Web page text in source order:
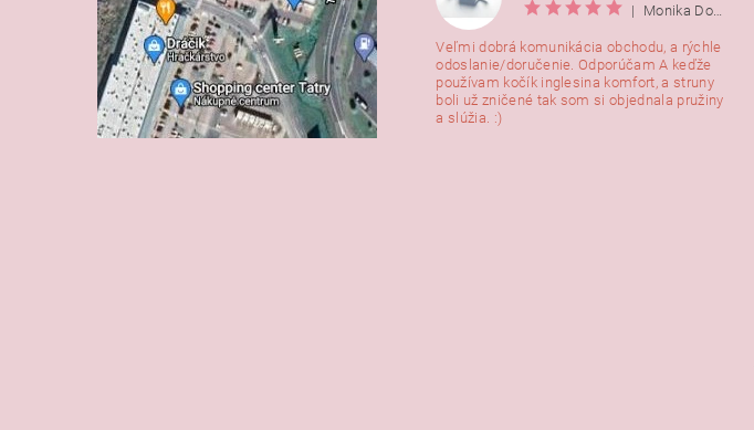
|
Monika Dorušáková
Veľmi dobrá komunikácia obchodu, a rýchle
odoslanie/doručenie. Odporúčam A keďže
používam kočík inglesina komfort, a struny
boli už zničené tak som si objednala pružiny
a slúžia. :)